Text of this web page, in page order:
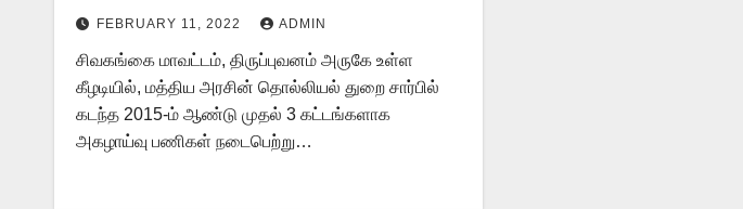
FEBRUARY 11, 2022 ADMIN
சிவகங்கை மாவட்டம், திருப்புவனம் அருகே உள்ள
கீழடியில், மத்திய அரசின் தொல்லியல் துறை சார்பில்
கடந்த 2015-ம் ஆண்டு முதல் 3 கட்டங்களாக
அகழாய்வு பணிகள் நடைபெற்று…